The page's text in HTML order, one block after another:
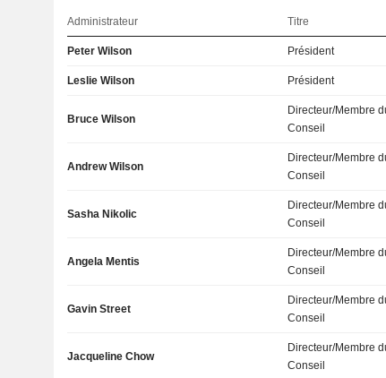
Administrateur Titre
Peter Wilson Président
Leslie Wilson Président
Bruce Wilson
Directeur/Membre
Conseil
Andrew Wilson
Directeur/Membre
Conseil
Sasha Nikolic
Directeur/Membre
Conseil
Angela Mentis
Directeur/Membre
Conseil
Gavin Street
Directeur/Membre
Conseil
Jacqueline Chow
Directeur/Membre
Conseil